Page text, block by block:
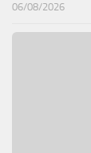
06/08/2026